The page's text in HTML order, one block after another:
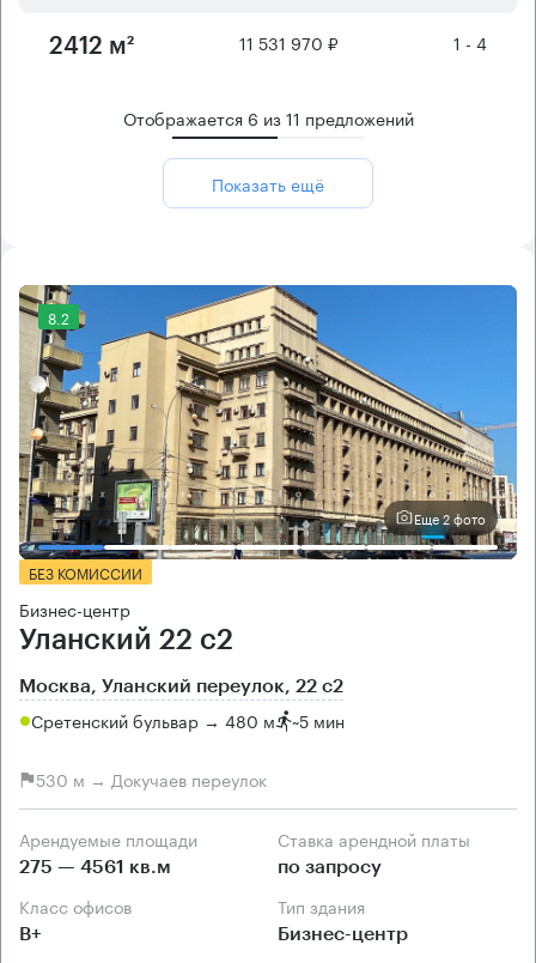
2412 м² 11 531 970 ₽ 1 - 4
Отображается 6 из11 предложений
Показать ещё
8.2
Еще 2 фото
БЕЗ КОМИССИИ
Бизнес-центр
Уланский 22 с2
Москва, Уланский переулок, 22 с2
Сретенский бульвар → 480 м ~5 мин
530 м → Докучаев переулок
Арендуемые площади
275 — 4561 кв.м
Ставка арендной платы
по запросу
Класс офисов
B+
Тип здания
Бизнес-центр